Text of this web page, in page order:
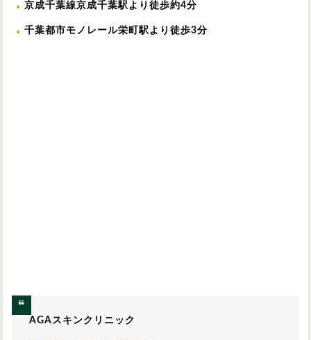
京成千葉線京成千葉駅より徒歩約4分
千葉都市モノレール栄町駅より徒歩3分
AGAスキンクリニック